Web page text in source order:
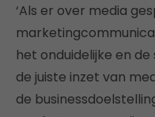
‘Als er over media
het onduidelijke en
de juiste inzet van
de